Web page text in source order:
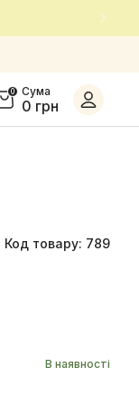
0 Сума
0 грн
Код товару: 789
В наявності